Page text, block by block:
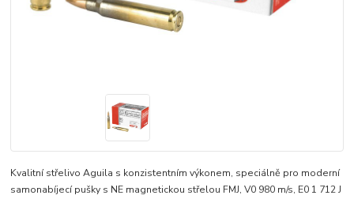
Kvalitní střelivo Aguila s konzistentním výkonem, speciálně pro moderní
samonabíjecí pušky s NE magnetickou střelou FMJ, V0 980 m/s, E0 1 712 J